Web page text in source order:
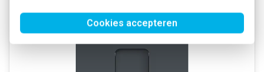
Cookies accepteren